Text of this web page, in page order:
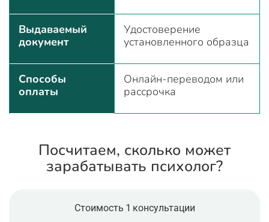
Выдаваемый
документ
Удостоверение
установленного образца
Способы
оплаты
Онлайн-переводом или
рассрочка
Посчитаем, сколько может
зарабатывать психолог?
Стоимость 1 консультации